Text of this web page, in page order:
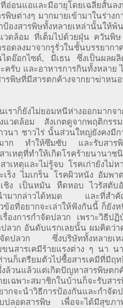
อ่อนแอและมีอายุโดยเฉลี่ยสั้นล
พิษต่างๆ มากมายเข้ามาในร่าง
องสารพิษทั้งหลายเหล่านั้นให้พ้น
วดล้อม ที่เต็มไปด้วยฝุ่น ควันพิ
อดลงมาจากรูรั่วในชั้นบรรยาก
ไดอ๊อกไซด์, มีเธน ซึ่งเป็นผลผ
ครับ และอาหารการกินทั้งหลาย
รพิษที่มีสารตกค้างจากยาฆ่าหน
ราก็ยังไม่ยอมหนีห่างออกมากจ
แวดล้อม สังเกตดูจากพฤติกรร
วนา ชาวไร่ นั้นส่วนใหญ่ยังคงมี
มาก ทำให้ซึมซับ และรับสารพิ
เหตุที่ทำให้เกิดโรคร้ายนานาช
เหตุและไม่รู้จบ โรคเก่ายังไม่ห
ร็ง ไมเกร็น โรคผิวหนัง อัมพา
เชิง เป็นหมัน หืดหอบ ไวรัสตับ
นำมากล่าวได้หมด และที่สำคั
ข้อที่อยากจะเล่าให้ฟังกันนี้ ก็ยัง
องการกำจัดปลวก เพราะวิธีป
ลวก อันดับแรกเลยนั้น ผมคิดว่
จัดปลวก ซึ่งบริษัททั้งหลายเห
นสารเคมีร้ายแรงต่าง ๆ นา น
นก็เตรียมตัวไปซื้อสารเคมีที่มีฤ
นแล้วแต่เกิดปัญหาสารพิษตกค้
เฉพาะสมาชิกในบ้านก็จะรับสา
จะนำวิธีการป้องกันและกำจัด
ปลอดสารพิษ เพื่อจะได้มีสุขภา